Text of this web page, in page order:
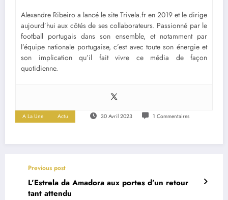
Alexandre Ribeiro a lancé le site Trivela.fr en 2019 et le dirige
aujourd’hui aux côtés de ses collaborateurs. Passionné par le
football portugais dans son ensemble, et notamment par
l’équipe nationale portugaise, c’est avec toute son énergie et
son implication qu’il fait vivre ce média de façon
quotidienne.
A La Une Actu 30 Avril 2023 1 Commentaires
Previous post
L’Estrela da Amadora aux portes d’un retour
tant attendu